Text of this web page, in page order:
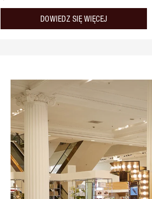
DOWIEDZ SIĘ WIĘCEJ